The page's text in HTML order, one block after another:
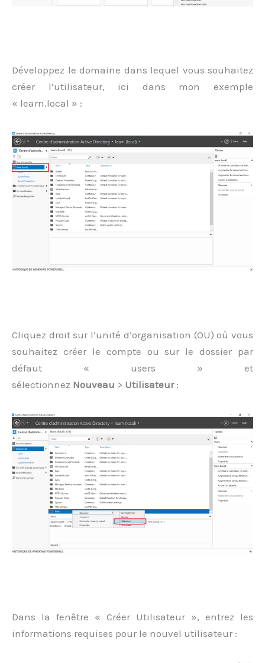
Développez le domaine dans lequel vous souhaitez
créer l’utilisateur, ici dans mon exemple
« learn.local » :
Cliquez droit sur l’unité d’organisation (OU) où vous
souhaitez créer le compte ou sur le dossier par
défaut « users » et
sélectionnez Nouveau > Utilisateur:
Dans la fenêtre « Créer Utilisateur », entrez les
informations requises pour le nouvel utilisateur :